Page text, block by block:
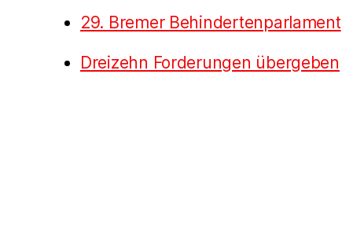
29. Bremer Behindertenparlament
Dreizehn Forderungen übergeben